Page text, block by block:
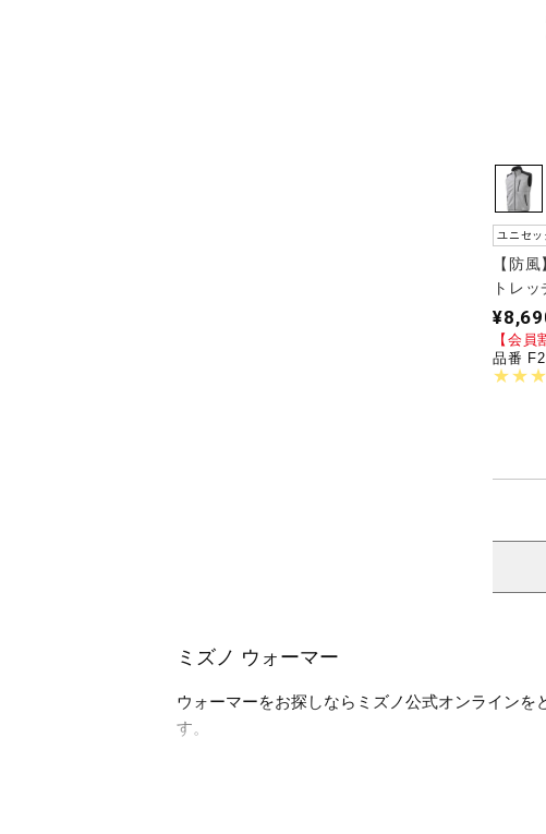
ユニセッ
【防
トレッ
【会員
品番
ミズノ ウォーマー
ウォーマーをお探しならミズノ公式オンライン
す。